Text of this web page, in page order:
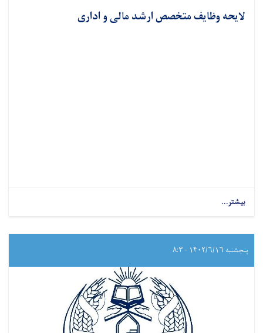
لایحه وظایف متخصص ارشد مالی و اداری
بیشتر...
پنجشنبه ۱۴۰۲/۶/۱۶ - ۸:۳